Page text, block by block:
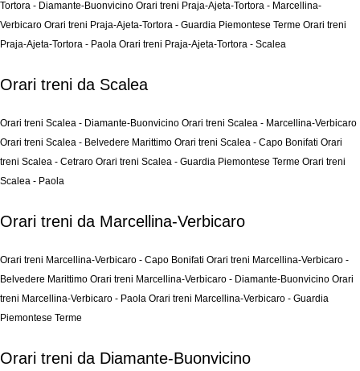
Tortora - Diamante-Buonvicino Orari treni Praja-Ajeta-Tortora - Marcellina-
Verbicaro Orari treni Praja-Ajeta-Tortora - Guardia Piemontese Terme Orari treni
Praja-Ajeta-Tortora - Paola Orari treni Praja-Ajeta-Tortora - Scalea
Orari treni da Scalea
Orari treni Scalea - Diamante-Buonvicino Orari treni Scalea - Marcellina-Verbicaro
Orari treni Scalea - Belvedere Marittimo Orari treni Scalea - Capo Bonifati Orari
treni Scalea - Cetraro Orari treni Scalea - Guardia Piemontese Terme Orari treni
Scalea - Paola
Orari treni da Marcellina-Verbicaro
Orari treni Marcellina-Verbicaro - Capo Bonifati Orari treni Marcellina-Verbicaro -
Belvedere Marittimo Orari treni Marcellina-Verbicaro - Diamante-Buonvicino Orari
treni Marcellina-Verbicaro - Paola Orari treni Marcellina-Verbicaro - Guardia
Piemontese Terme
Orari treni da Diamante-Buonvicino